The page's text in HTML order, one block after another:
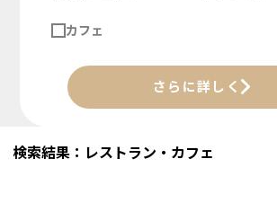
カフェ
さらに詳しく
検索結果：レストラン・カフェ